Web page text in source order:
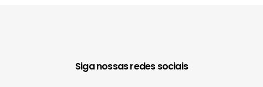
Siga nossas redes sociais